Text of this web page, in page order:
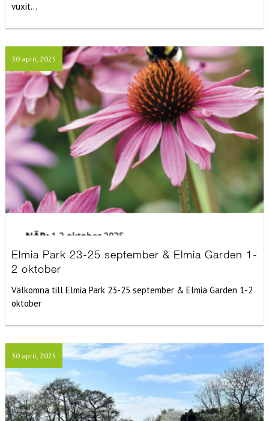
vuxit...
30 april, 2025
Elmia Park 23-25 september & Elmia Garden 1-
2 oktober
Välkomna till Elmia Park 23-25 september & Elmia Garden 1-2
oktober
30 april, 2025